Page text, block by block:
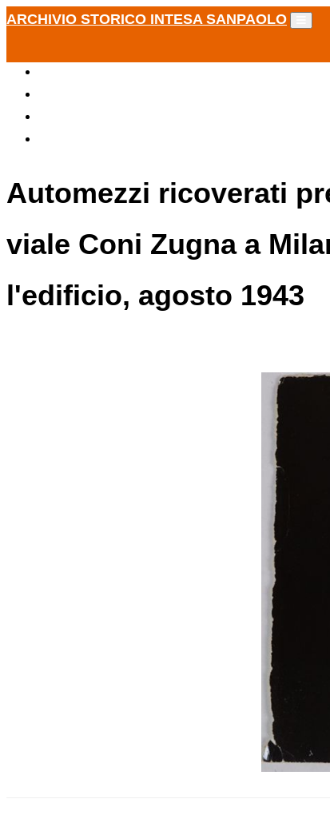
ARCHIVIO STORICO INTESA SANPAOLO
Automezzi ricoverati
viale Coni Zugna a
l'edificio, agosto 1943